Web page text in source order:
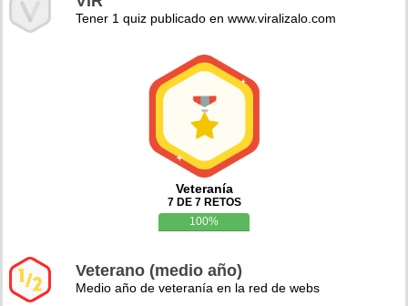
Tener 1 quiz publicado en www.viralizalo.com
Veteranía
7 DE 7 RETOS
100%
Veterano (medio año)
Medio año de veteranía en la red de webs